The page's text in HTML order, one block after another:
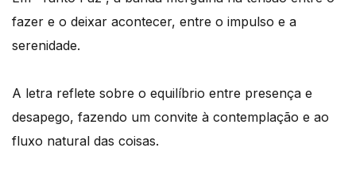
fazer e o deixar acontecer, entre o impulso e a
serenidade.
A letra reflete sobre o equilíbrio entre presença e
desapego, fazendo um convite à contemplação e ao
fluxo natural das coisas.